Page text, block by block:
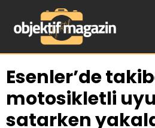
Esenler’de
motosikletli
satarken